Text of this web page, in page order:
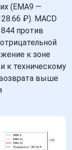
(EMA9 —
₽). MACD
против
к зоне
к техническому
выше